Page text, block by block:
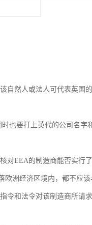
自然人或法人可代表英国
也要打上英代的公司名
EEA的制造商能否实行
洲经济区境内，都不应
令和法令对该制造商所请